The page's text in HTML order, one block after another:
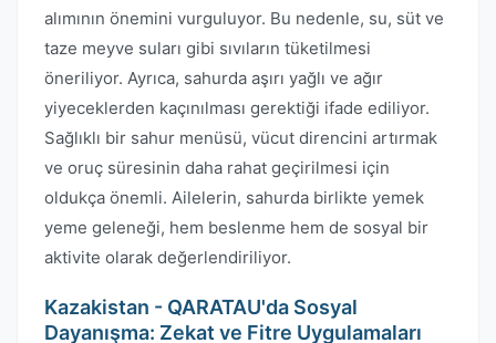
alımının önemini vurguluyor. Bu nedenle, su, süt ve
taze meyve suları gibi sıvıların tüketilmesi
öneriliyor. Ayrıca, sahurda aşırı yağlı ve ağır
yiyeceklerden kaçınılması gerektiği ifade ediliyor.
Sağlıklı bir sahur menüsü, vücut direncini artırmak
ve oruç süresinin daha rahat geçirilmesi için
oldukça önemli. Ailelerin, sahurda birlikte yemek
yeme geleneği, hem beslenme hem de sosyal bir
aktivite olarak değerlendiriliyor.
Kazakistan - QARATAU'da Sosyal
Dayanışma: Zekat ve Fitre Uygulamaları